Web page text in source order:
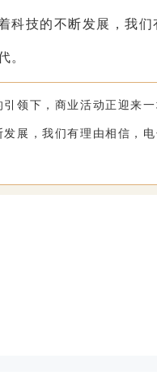
科技的不断发展，我
。
领下，商业活动正迎来
展，我们有理由相信，